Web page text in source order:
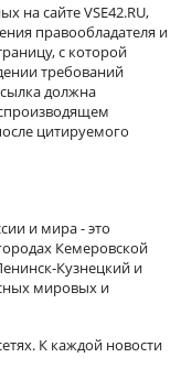
на сайте VSE42.RU,
правообладателя и
с которой
требований
должна
цитируемого
и мира - это
Кемеровской
Кузнецкий и
мировых и
К каждой новости